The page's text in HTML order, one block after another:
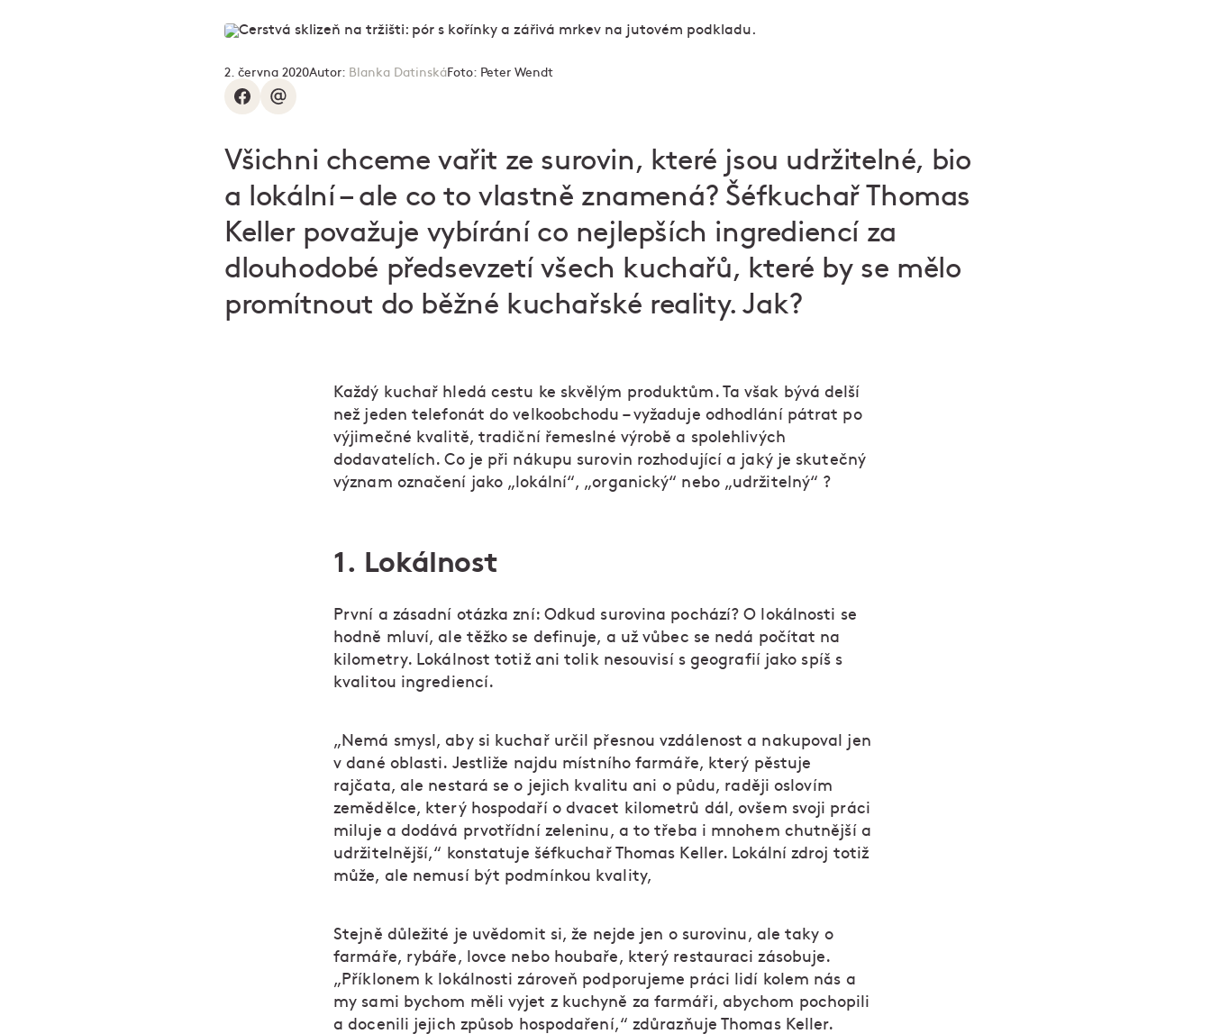
2. června 2020Autor: Blanka DatinskáFoto: Peter Wendt
Všichni chceme vařit ze surovin, které jsou udržitelné, bio
a lokální – ale co to vlastně znamená? Šéfkuchař
Thomas
Kellerpovažuje vybírání co nejlepších ingrediencí za
dlouhodobé předsevzetí všech kuchařů, které by se mělo
promítnout do běžné kuchařské reality. Jak?
Každý kuchař hledá cestu ke skvělým produktům. Ta však bývá delší
než jeden telefonát do velkoobchodu – vyžaduje odhodlání pátrat po
výjimečné kvalitě, tradiční řemeslné výrobě a spolehlivých
dodavatelích. Co je při nákupu surovin rozhodující a jaký je skutečný
význam označení jako „lokální“, „organický“ nebo „udržitelný“ ?
1. Lokálnost
První a zásadní otázka zní: Odkud surovina pochází? O lokálnosti se
hodně mluví, ale těžko se definuje, a už vůbec se nedá počítat na
kilometry. Lokálnost totiž ani tolik nesouvisí s geografií jako spíš s
kvalitou ingrediencí.
„Nemá smysl, aby si kuchař určil přesnou vzdálenost a nakupoval jen
v dané oblasti. Jestliže najdu místního farmáře, který pěstuje
rajčata, ale nestará se o jejich kvalitu ani o půdu, raději oslovím
zemědělce, který hospodaří o dvacet kilometrů dál, ovšem svoji práci
miluje a dodává prvotřídní zeleninu, a to třeba i mnohem chutnější a
udržitelnější,“ konstatuje šéfkuchař Thomas Keller. Lokální zdroj totiž
může, ale nemusí být podmínkou kvality,
Stejně důležité je uvědomit si, že nejde jen o surovinu, ale taky o
farmáře, rybáře, lovce nebo houbaře, který restauraci zásobuje.
„Příklonem k lokálnosti zároveň podporujeme práci lidí kolem nás a
my sami bychom měli vyjet z kuchyně za farmáři, abychom pochopili
a docenili jejich způsob hospodaření,“ zdůrazňuje Thomas Keller.